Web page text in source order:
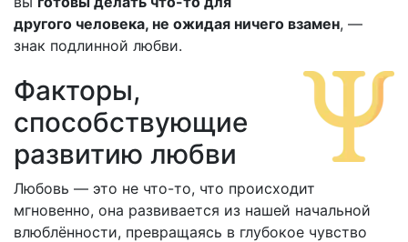
другого человека, не ожидая ничего взамен, —
знак подлинной любви.
Факторы,
способствующие
развитию любви
Любовь — это не что-то, что происходит
мгновенно, она развивается из нашей начальной
влюблённости, превращаясь в глубокое чувство